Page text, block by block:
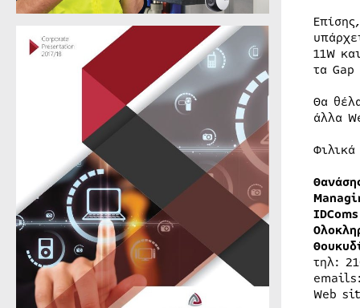
11W
τα
Θα
άλλα
Φιλικά
τηλ:
Web